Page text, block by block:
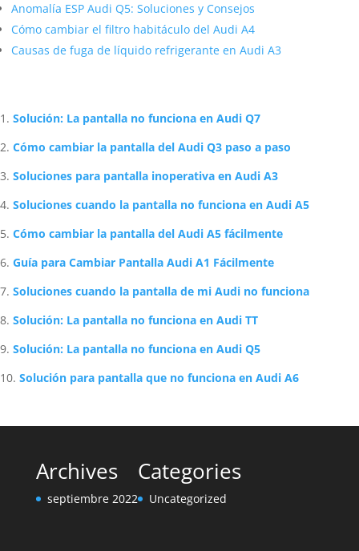
Anomalía ESP Audi Q5: Soluciones y Consejos
Cómo cambiar el filtro habitáculo del Audi A4
Causas de fuga de líquido refrigerante en Audi A3
Solución: La pantalla no funciona en Audi Q7
Cómo cambiar la pantalla del Audi Q3 paso a paso
Soluciones para pantalla inoperativa en Audi A3
Soluciones cuando la pantalla no funciona en Audi A5
Cómo cambiar la pantalla del Audi A5 fácilmente
Guía para Cambiar Pantalla Audi A1 Fácilmente
Soluciones cuando la pantalla de mi Audi no funciona
Solución: La pantalla no funciona en Audi TT
Solución: La pantalla no funciona en Audi Q5
Solución para pantalla que no funciona en Audi A6
Archives
septiembre 2022
Categories
Uncategorized